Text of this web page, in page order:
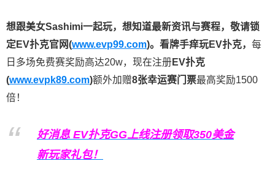
想跟美女Sashimi一起玩， 想知道最新资讯与赛程， 敬请锁
定EV扑克官网(www.evp99.com)。 看牌手痒玩EV扑克， 每
日多场免费赛奖励高达20w，现在注册 EV扑克
(www.evpk89.com)额外加赠8张幸运赛门票最高奖励1500
倍！
好消息 EV扑克GG上线注册领取350美金
新玩家礼包！